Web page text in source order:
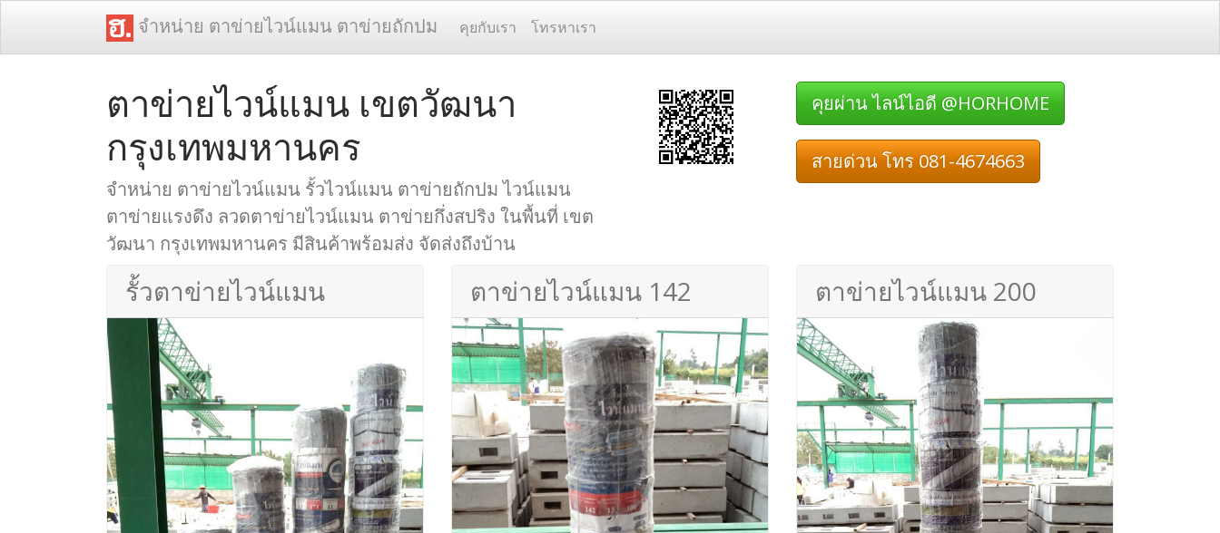
จำหน่าย ตาข่ายไวน์แมน ตาข่ายถักปม คุยกับเรา โทรหาเรา
ตาข่ายไวน์แมน เขตวัฒนา
กรุงเทพมหานคร
จำหน่าย ตาข่ายไวน์แมน รั้วไวน์แมน ตาข่ายถักปม ไวน์แมน
ตาข่ายแรงดึง ลวดตาข่ายไวน์แมน ตาข่ายกึ่งสปริง ในพื้นที่ เขต
วัฒนา กรุงเทพมหานคร มีสินค้าพร้อมส่ง จัดส่งถึงบ้าน
คุยผ่าน ไลน์ไอดี @HORHOME
สายด่วน โทร 081-4674663
รั้วตาข่ายไวน์แมน ตาข่ายไวน์แมน 142 ตาข่ายไวน์แมน 200